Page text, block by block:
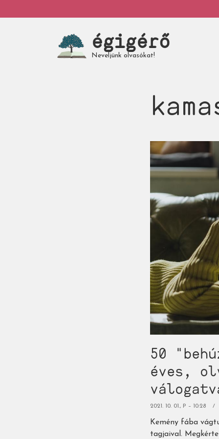
a
My
account
égigérő
Neveljünk olvasókat!
50
éves,
2021. 10. 01., P – 10:28
Kemény fába
tagjaival.